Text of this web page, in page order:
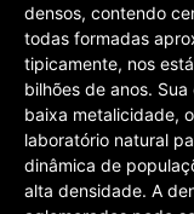
densos, contendo
todas formadas
tipicamente, nos
bilhões de anos.
baixa metalicidade,
laboratório natural
dinâmica de
alta densidade. A